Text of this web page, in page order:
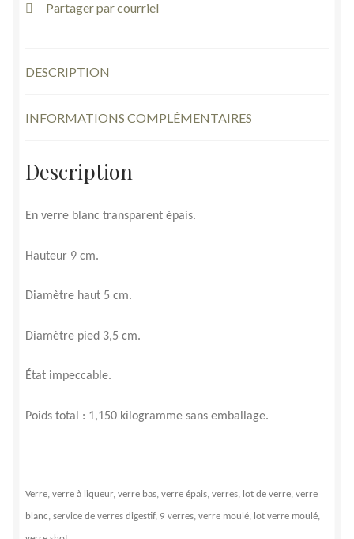
Partager par courriel
DESCRIPTION
INFORMATIONS COMPLÉMENTAIRES
Description
En verre blanc transparent épais.
Hauteur 9 cm.
Diamètre haut 5 cm.
Diamètre pied 3,5 cm.
État impeccable.
Poids total : 1,150 kilogramme sans emballage.
Verre, verre à liqueur, verre bas, verre épais, verres, lot de verre, verre
blanc, service de verres digestif, 9 verres, verre moulé, lot verre moulé,